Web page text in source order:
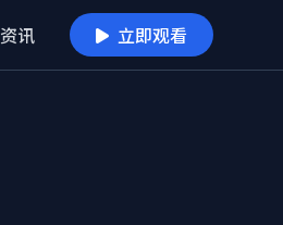
资讯 立即观看